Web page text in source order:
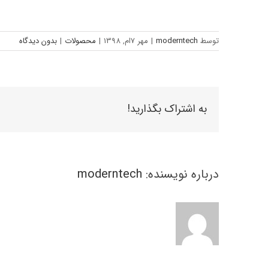
توسط moderntech
| مهر 7ام, 1398 | محصولات | بدون دیدگاه
به اشتراک بگذارید!
درباره نویسنده: moderntech